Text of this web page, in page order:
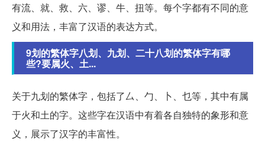
有流、就、救、六、谬、牛、扭等。每个字都有不同的意
义和用法，丰富了汉语的表达方式。
9划的繁体字八划、九划、二十八划的繁体字有哪
些?要属火、土...
关于九划的繁体字，包括了厶、勹、卜、乜等，其中有属
于火和土的字。这些字在汉语中有着各自独特的象形和意
义，展示了汉字的丰富性。